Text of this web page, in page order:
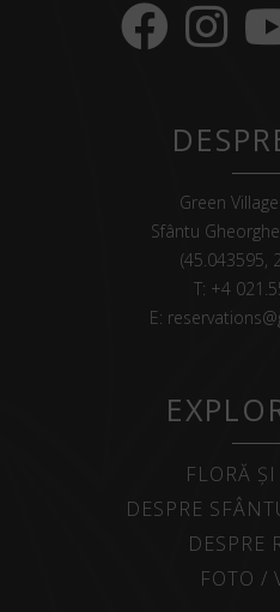
Green
Sfântu
(45.043595,
T: +4
E:
FLORĂ
DESPRE
DESPRE
FOTO /